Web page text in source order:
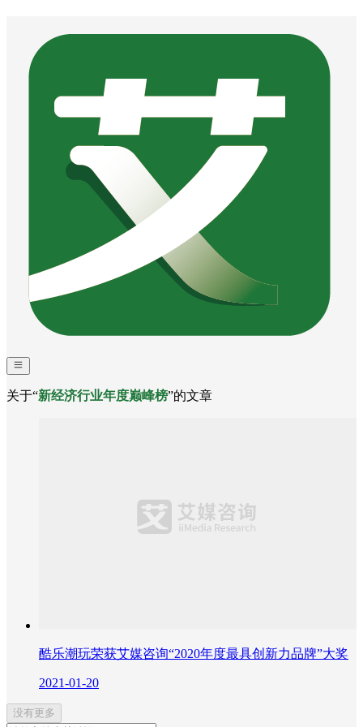
关于“新经济行业年度巅峰榜”的文章
酷乐潮玩荣获艾媒咨询“2020年度最具创新力品牌”大奖
2021-01-20
没有更多